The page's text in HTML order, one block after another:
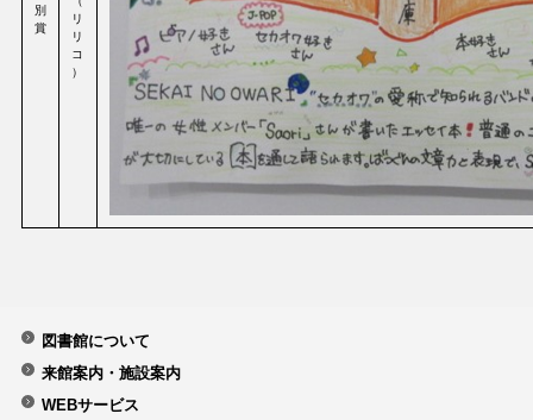
別
賞
リ
リ
コ
）
図書館について
来館案内・施設案内
WEBサービス